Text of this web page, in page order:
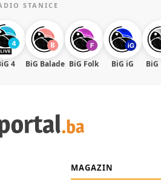
STANICE
4 BiG Balade BiG Folk BiG iG BiG
MAGAZIN